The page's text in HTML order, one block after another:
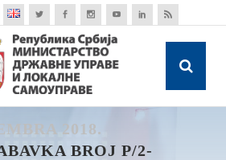
2018.
BROJ P/2-